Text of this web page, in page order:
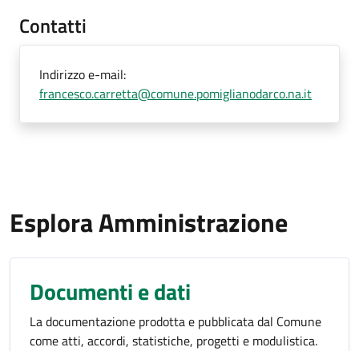
Contatti
Indirizzo e-mail:
francesco.carretta@comune.pomiglianodarco.na.it
Esplora Amministrazione
Documenti e dati
La documentazione prodotta e pubblicata dal Comune
come atti, accordi, statistiche, progetti e modulistica.